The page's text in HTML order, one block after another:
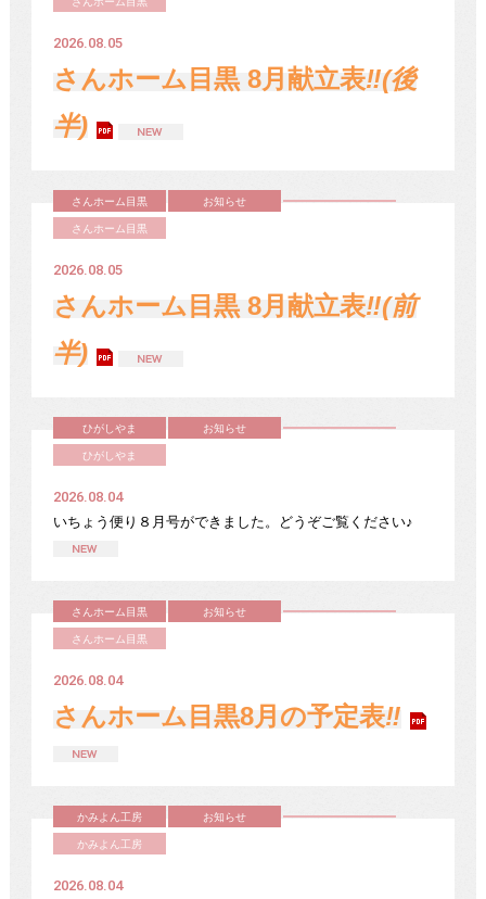
2026.08.05
さんホーム目黒 8月献立表‼(後
半)
さんホーム目黒
お知らせ
さんホーム目黒
2026.08.05
さんホーム目黒 8月献立表‼(前
半)
ひがしやま
お知らせ
ひがしやま
2026.08.04
いちょう便り８月号ができました。どうぞご覧ください♪
さんホーム目黒
お知らせ
さんホーム目黒
2026.08.04
さんホーム目黒8月の予定表‼
かみよん工房
お知らせ
かみよん工房
2026.08.04